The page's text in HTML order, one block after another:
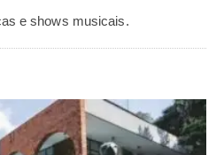
e shows musicais.